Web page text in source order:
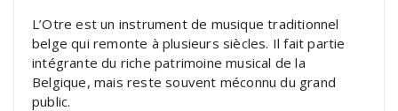
L’Otre est un instrument de musique traditionnel
belge qui remonte à plusieurs siècles. Il fait partie
intégrante du riche patrimoine musical de la
Belgique, mais reste souvent méconnu du grand
public.